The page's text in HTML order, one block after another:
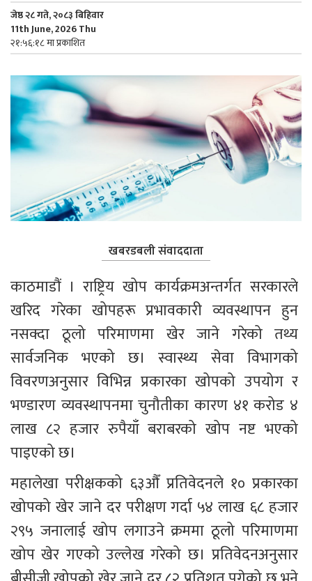
जेष्ठ २८ गते, २०८३ बिहिवार
11th June, 2026 Thu
२१:५६:१८ मा प्रकाशित
खबरडबली संवाददाता
काठमाडौं । राष्ट्रिय खोप कार्यक्रमअन्तर्गत सरकारले
खरिद गरेका खोपहरू प्रभावकारी व्यवस्थापन हुन
नसक्दा ठूलो परिमाणमा खेर जाने गरेको तथ्य
सार्वजनिक भएको छ। स्वास्थ्य सेवा विभागको
विवरणअनुसार विभिन्न प्रकारका खोपको उपयोग र
भण्डारण व्यवस्थापनमा चुनौतीका कारण ४१ करोड ४
लाख ८२ हजार रुपैयाँ बराबरको खोप नष्ट भएको
पाइएको छ।
महालेखा परीक्षकको ६३औँ प्रतिवेदनले १० प्रकारका
खोपको खेर जाने दर परीक्षण गर्दा ५४ लाख ६८ हजार
२९५ जनालाई खोप लगाउने क्रममा ठूलो परिमाणमा
खोप खेर गएको उल्लेख गरेको छ। प्रतिवेदनअनुसार